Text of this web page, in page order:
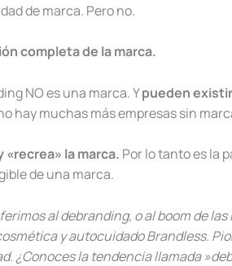
de marca. Pero no.
completa de la marca.
NO es una marca. Ypueden
hay muchas más empresas sin
«recrea» la marca. Por lo tanto es la
de una marca.
al debranding, o al boom de
y autocuidado Brandless.
¿Conoces la tendencia llamada